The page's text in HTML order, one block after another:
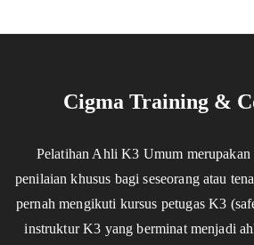
Cigma Training &
Pelatihan Ahli K3 Umum merupakan
penilaian khusus bagi seseorang atau
pernah mengikuti kursus petugas K3
instruktur K3 yang berminat menjadi